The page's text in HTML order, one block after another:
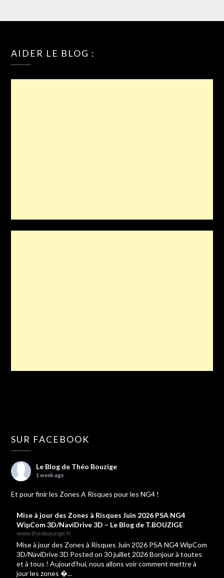
AIDER LE BLOG :
SUR FACEBOOK
Le Blog de Théo Bouzige
1 week ago
Et pour finir les Zones A Risques pour les NG4 !
Mise à jour des Zones à Risques Juin 2026 PSA NG4
WipCom 3D/NaviDrive 3D – Le Blog de T.BOUZIGE
www.theobouzige.fr
Mise à jour des Zones à Risques Juin 2026 PSA NG4 WipCom
3D/NaviDrive 3D Posted on 30 juillet 2026 Bonjour à toutes
et à tous ! Aujourd’hui, nous allons voir comment mettre à
jour les zones �...